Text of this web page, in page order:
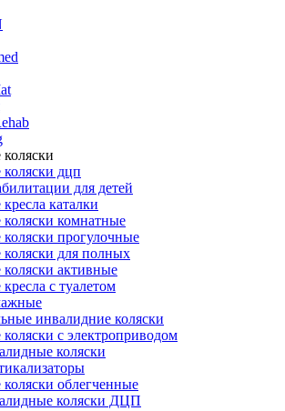
дцп
для детей
каталки
комнатные
прогулочные
для полных
активные
с туалетом
инвалидние коляски
с электроприводом
коляски
облегченные
коляски ДЦП